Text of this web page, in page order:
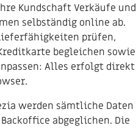
Kundschaft Verkäufe und
selbständig online ab.
prüfen,
begleichen sowie
Alles erfolgt direkt
werden sämtliche Daten
abgeglichen. Die